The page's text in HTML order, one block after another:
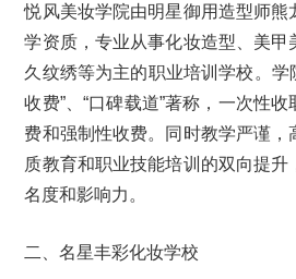
悦风美妆学院由明星御用造型师熊
学资质，专业从事化妆造型、美甲
久纹绣等为主的职业培训学校。学
收费”、“口碑载道”著称，一次性
费和强制性收费。同时教学严谨，
质教育和职业技能培训的双向提
名度和影响力。
二、名星丰彩化妆学校